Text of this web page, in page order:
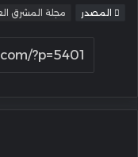
المصدر مجلة المشرق